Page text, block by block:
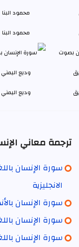
محمود البنا
وديع اليمني
ترجمة معاني
سورة الإنسان
الانجليزية
سورة الإنسان
سورة الإنسان
سورة الإنسان